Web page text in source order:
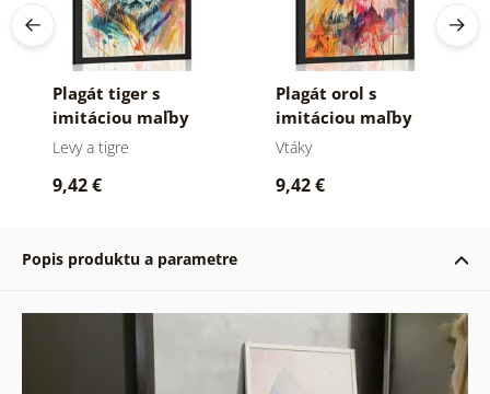
Plagát tiger s
imitáciou maľby
Levy a tigre
9,42 €
Plagát orol s
imitáciou maľby
Vtáky
9,42 €
Popis produktu a parametre